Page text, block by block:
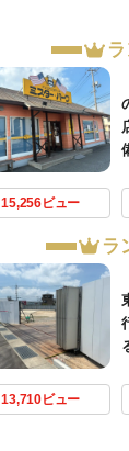
15,256ビュー
ラ
13,710ビュー